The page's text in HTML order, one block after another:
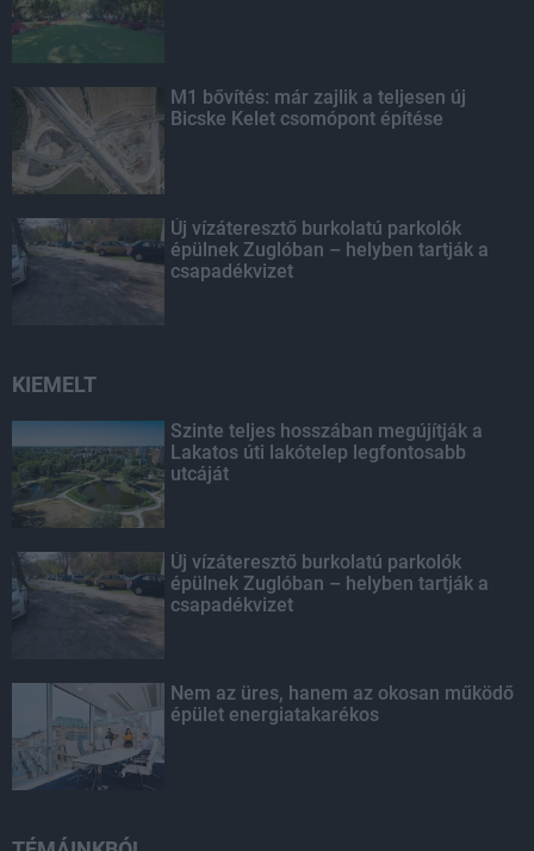
M1 bővítés: már zajlik a teljesen új
Bicske Kelet csomópont építése
Új vízáteresztő burkolatú parkolók
épülnek Zuglóban – helyben tartják a
csapadékvizet
KIEMELT
Szinte teljes hosszában megújítják a
Lakatos úti lakótelep legfontosabb
utcáját
Új vízáteresztő burkolatú parkolók
épülnek Zuglóban – helyben tartják a
csapadékvizet
Nem az üres, hanem az okosan működő
épület energiatakarékos